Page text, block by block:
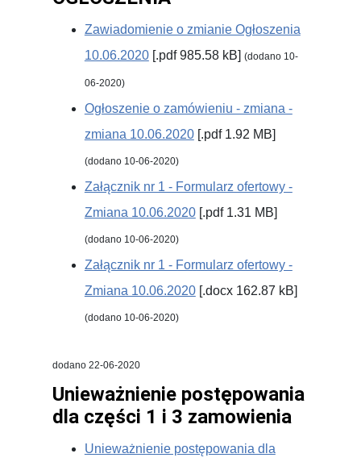
Zawiadomienie o zmianie Ogłoszenia
10.06.2020[.pdf 985.58 kB] (dodano 10-
06-2020)
Ogłoszenie o zamówieniu - zmiana -
zmiana 10.06.2020[.pdf 1.92 MB]
(dodano 10-06-2020)
Załącznik nr 1 - Formularz ofertowy -
Zmiana 10.06.2020[.pdf 1.31 MB]
(dodano 10-06-2020)
Załącznik nr 1 - Formularz ofertowy -
Zmiana 10.06.2020[.docx 162.87 kB]
(dodano 10-06-2020)
dodano 22-06-2020
Unieważnienie postępowania
dla części 1 i 3 zamowienia
Unieważnienie postępowania dla